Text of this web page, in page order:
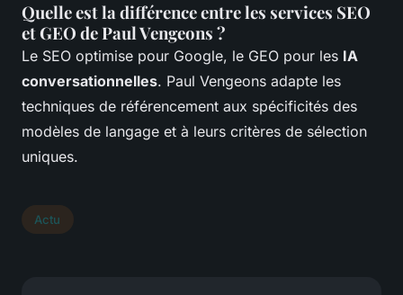
Quelle est la différence entre les services SEO
et GEO de Paul Vengeons ?
Le SEO optimise pour Google, le GEO pour les IA
conversationnelles. Paul Vengeons adapte les
techniques de référencement aux spécificités des
modèles de langage et à leurs critères de sélection
uniques.
Actu